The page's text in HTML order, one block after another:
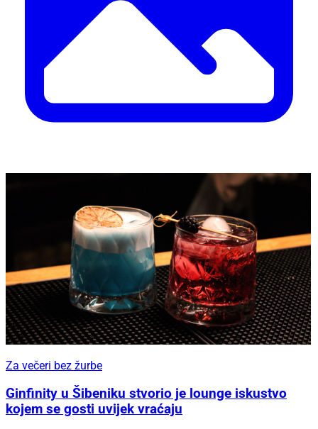
Za večeri bez žurbe
Ginfinity u Šibeniku stvorio je lounge iskustvo
kojem se gosti uvijek vraćaju